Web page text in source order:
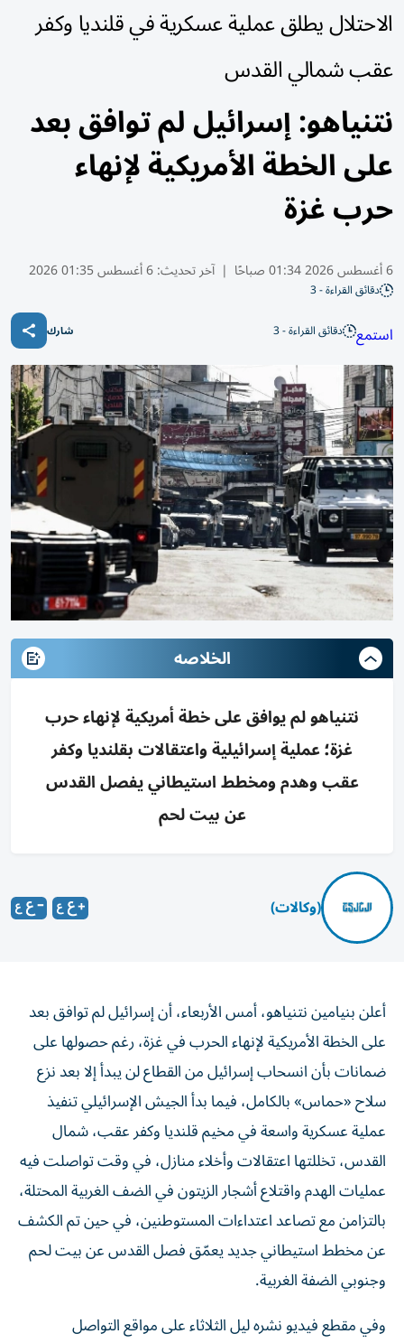
الاحتلال يطلق عملية عسكرية في قلنديا وكفر
عقب شمالي القدس
نتنياهو: إسرائيل لم توافق بعد
على الخطة الأمريكية لإنهاء
حرب غزة
6 أغسطس 2026 01:34 صباحًا | آخر تحديث:6 أغسطس 01:35 2026
دقائق القراءة - 3
استمع دقائق القراءة - 3 شارك
الخلاصه
نتنياهو لم يوافق على خطة أمريكية لإنهاء حرب
غزة؛ عملية إسرائيلية واعتقالات بقلنديا وكفر
عقب وهدم ومخطط استيطاني يفصل القدس
عن بيت لحم
(وكالات)
أعلن بنيامين نتنياهو، أمس الأربعاء، أن إسرائيل لم توافق بعد
على الخطة الأمريكية لإنهاء الحرب في غزة، رغم حصولها على
ضمانات بأن انسحاب إسرائيل من القطاع لن يبدأ إلا بعد نزع
سلاح «حماس» بالكامل، فيما بدأ الجيش الإسرائيلي تنفيذ
عملية عسكرية واسعة في مخيم قلنديا وكفر عقب، شمال
القدس، تخللتها اعتقالات وأخلاء منازل، في وقت تواصلت فيه
عمليات الهدم واقتلاع أشجار الزيتون في الضف الغربية المحتلة،
بالتزامن مع تصاعد اعتداءات المستوطنين، في حين تم الكشف
عن مخطط استيطاني جديد يعمّق فصل القدس عن بيت لحم
وجنوبي الضفة الغربية.